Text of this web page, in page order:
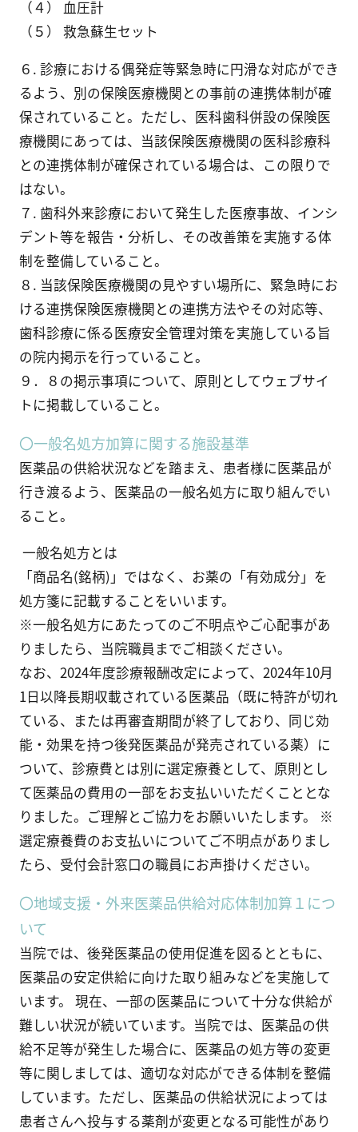
（４） 血圧計
（５） 救急蘇生セット
６. 診療における偶発症等緊急時に円滑な対応ができ
るよう、別の保険医療機関との事前の連携体制が確
保されていること。ただし、医科歯科併設の保険医
療機関にあっては、当該保険医療機関の医科診療科
との連携体制が確保されている場合は、この限りで
はない。
７. 歯科外来診療において発生した医療事故、インシ
デント等を報告・分析し、その改善策を実施する体
制を整備していること。
８. 当該保険医療機関の見やすい場所に、緊急時にお
ける連携保険医療機関との連携方法やその対応等、
歯科診療に係る医療安全管理対策を実施している旨
の院内掲示を行っていること。
９．８の掲示事項について、原則としてウェブサイ
トに掲載していること。
〇一般名処方加算に関する施設基準
医薬品の供給状況などを踏まえ、患者様に医薬品が
行き渡るよう、医薬品の一般名処方に取り組んでい
ること。
一般名処方とは
「商品名(銘柄)」ではなく、お薬の「有効成分」を
処方箋に記載することをいいます。
※一般名処方にあたってのご不明点やご心配事があ
りましたら、当院職員までご相談ください。
なお、2024年度診療報酬改定によって、2024年10月
1日以降長期収載されている医薬品（既に特許が切れ
ている、または再審査期間が終了しており、同じ効
能・効果を持つ後発医薬品が発売されている薬）に
ついて、診療費とは別に選定療養として、原則とし
て医薬品の費用の一部をお支払いいただくこととな
りました。ご理解とご協力をお願いいたします。 ※
選定療養費のお支払いについてご不明点がありまし
たら、受付会計窓口の職員にお声掛けください。
〇地域支援・外来医薬品供給対応体制加算１につ
いて
当院では、後発医薬品の使用促進を図るとともに、
医薬品の安定供給に向けた取り組みなどを実施して
います。 現在、一部の医薬品について十分な供給が
難しい状況が続いています。当院では、医薬品の供
給不足等が発生した場合に、医薬品の処方等の変更
等に関しましては、適切な対応ができる体制を整備
しています。ただし、医薬品の供給状況によっては
患者さんへ投与する薬剤が変更となる可能性があり